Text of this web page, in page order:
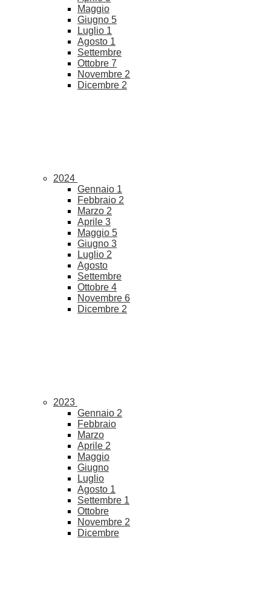
Maggio
Giugno 5
Luglio 1
Agosto 1
Settembre
Ottobre 7
Novembre 2
Dicembre 2
2024
Gennaio 1
Febbraio 2
Marzo 2
Aprile 3
Maggio 5
Giugno 3
Luglio 2
Agosto
Settembre
Ottobre 4
Novembre 6
Dicembre 2
2023
Gennaio 2
Febbraio
Marzo
Aprile 2
Maggio
Giugno
Luglio
Agosto 1
Settembre 1
Ottobre
Novembre 2
Dicembre